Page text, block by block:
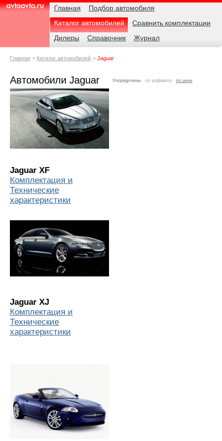
AvtoAvto.ru
Навигация Главная
Подбор автомобиля
Каталог автомобилей
Сравнить комплектации
Дилеры
Справочник Журнал
Родительские
Главная Каталог автомобилей Jaguar
Автомобили Jaguar Упорядочены по алфавиту по цене
Jaguar XF
Комплектация и
Технические
характеристики
Jaguar XJ
Комплектация и
Технические
характеристики